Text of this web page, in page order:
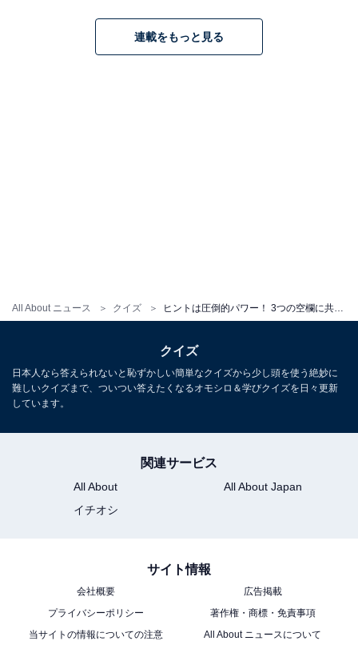
All About ニュース クイズ
連載をもっと見る
クイズ
日本人なら答えられないと恥ずかしい簡単なクイズから少し頭を使う絶妙に
難しいクイズまで、ついつい答えたくなるオモシロ＆学びクイズを日々更新
しています。
関連サービス
All About
All About Japan
イチオシ
サイト情報
会社概要
広告掲載
プライバシーポリシー
著作権・商標・免責事項
当サイトの情報についての注意
All About ニュースについて